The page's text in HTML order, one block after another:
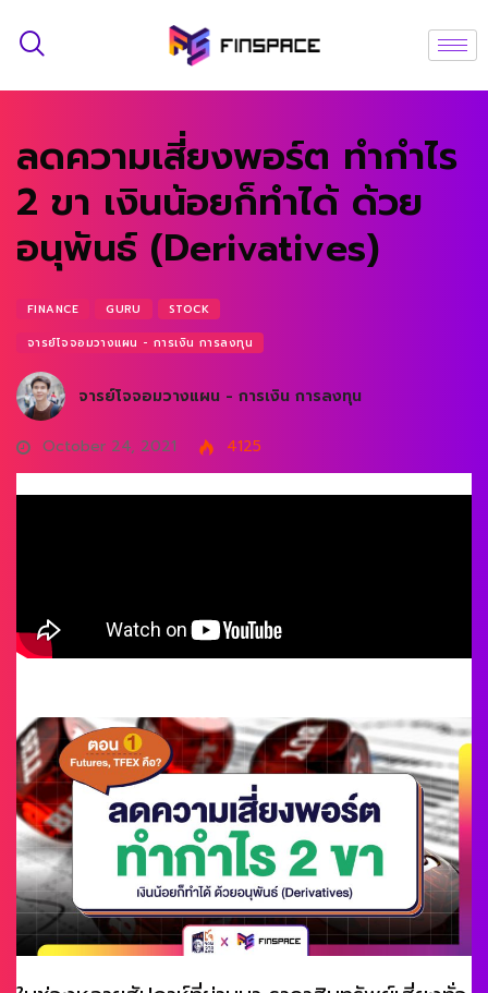
ลดความเสี่ยงพอร์ต ทำกำไร
2 ขา เงินน้อยก็ทำได้ ด้วย
อนุพันธ์ (Derivatives)
FINANCE GURU STOCK
จารย์โจจอมวางแผน - การเงิน การลงทุน
จารย์โจจอมวางแผน - การเงิน การลงทุน
October 24, 2021 4125